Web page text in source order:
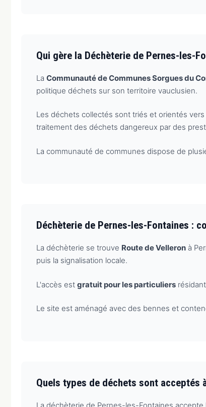
Qui gère la Déchèterie de Pernes-les-
La Communauté de Communes Sorgues du
politique déchets sur son territoire vauclusien.
Les déchets collectés sont triés et orientés
traitement des déchets dangereux par des
La communauté de communes dispose de
Déchèterie de Pernes-les-Fontaines :
La déchèterie se trouve Route de Velleron à
puis la signalisation locale.
L'accès est gratuit pour les particuliers
Le site est aménagé avec des bennes et
Quels types de déchets sont acceptés